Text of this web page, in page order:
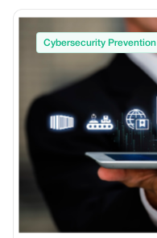
Cybersecurity Prevention